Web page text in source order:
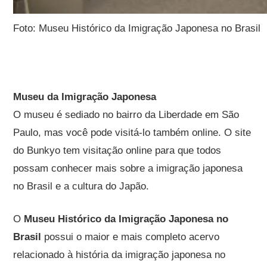
Foto: Museu Histórico da Imigração Japonesa no Brasil
Museu da Imigração Japonesa
O museu é sediado no bairro da Liberdade em São
Paulo, mas você pode visitá-lo também online. O site
do Bunkyo tem visitação online para que todos
possam conhecer mais sobre a imigração japonesa
no Brasil e a cultura do Japão.
O Museu Histórico da Imigração Japonesa no
Brasil possui o maior e mais completo acervo
relacionado à história da imigração japonesa no